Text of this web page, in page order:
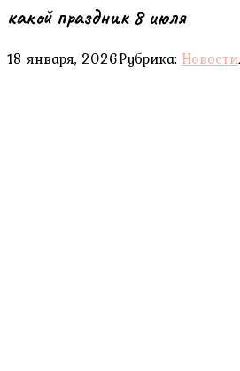
какой праздник 8 июля
18 января, 2026Рубрика: Новости